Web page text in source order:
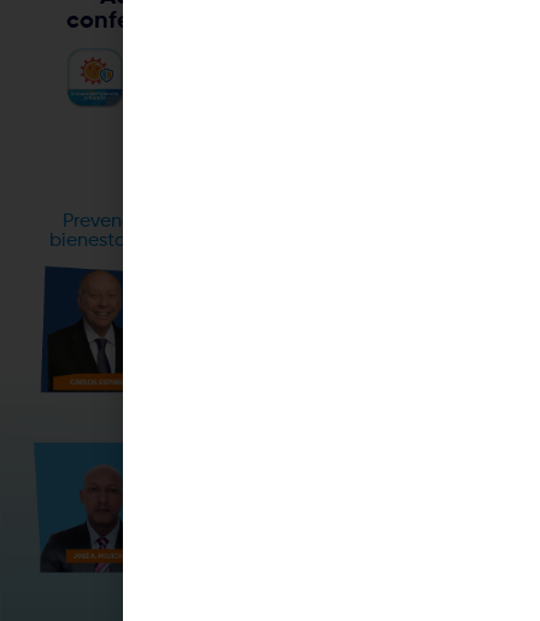
conferencias en diferentes campos:
Prevención, protección y actualización para el
bienestar de nuestros niños, niñas y adolescentes.